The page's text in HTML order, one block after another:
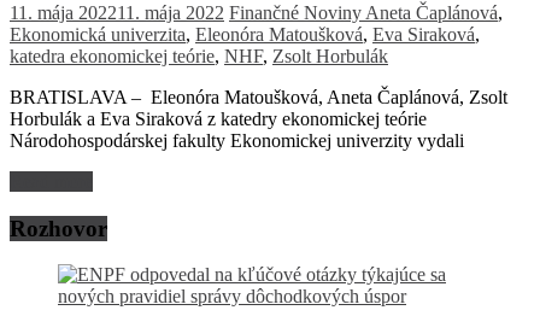
11. mája 202211. mája 2022 Finančné Noviny Aneta Čaplánová,
Ekonomická univerzita, Eleonóra Matoušková, Eva Siraková,
katedra ekonomickej teórie, NHF, Zsolt Horbulák
BRATISLAVA – Eleonóra Matoušková, Aneta Čaplánová, Zsolt
Horbulák a Eva Siraková z katedry ekonomickej teórie
Národohospodárskej fakulty Ekonomickej univerzity vydali
Rozhovor